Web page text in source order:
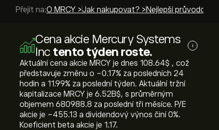
Přejít na:O MRCY >Jak nakupovat? > Nejlepší průvodci >
Cena akcie Mercury Systems
Inc tento týden roste. i
Aktuální cena akcie MRCY je dnes 108.64‎$‎ , což
představuje změnu o ‎-0.17‎% za posledních 24
hodin a ‎11.99‎% za poslední týden. Aktuální tržní
kapitalizace MRCY je 6.52B‎$‎, s průměrným
objemem 680988.8 za poslední tři měsíce. P/E
akcie je -455.13 a dividendový výnos činí 0%.
Koeficient beta akcie je 1.17.